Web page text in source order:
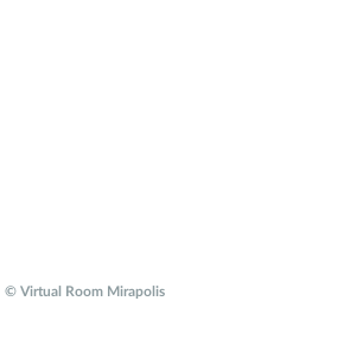
© Virtual Room Mirapolis